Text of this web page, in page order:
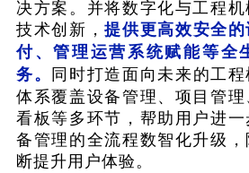
决方案。并将数字化与工程
技术创新，提供更高效安全
付、管理运营系统赋能等全
务。 同时打造面向未来的工
体系覆盖设备管理、项目管
看板等多环节，帮助用户进
备管理的全流程数智化升级
断提升用户体验。